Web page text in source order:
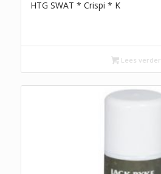
HTG SWAT * Crispi * K
Lees verder